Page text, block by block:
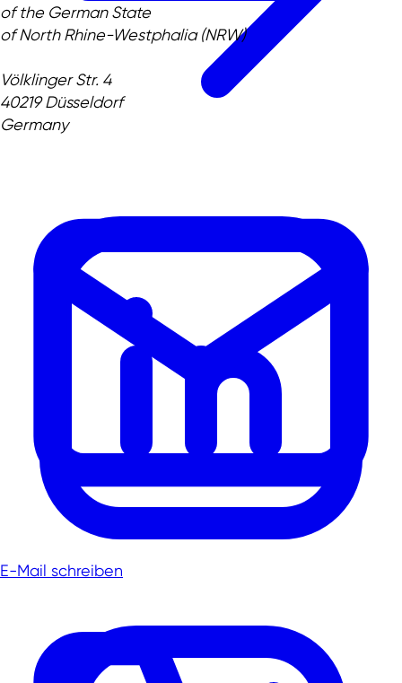
of the German State
of North Rhine-Westphalia (NRW)
Völklinger Str. 4
40219 Düsseldorf
Germany
E-Mail schreiben